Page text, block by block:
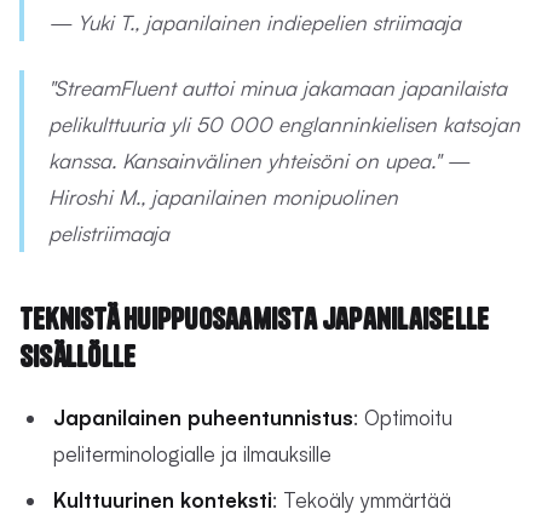
— Yuki T., japanilainen indiepelien striimaaja
"StreamFluent auttoi minua jakamaan japanilaista
pelikulttuuria yli 50 000 englanninkielisen katsojan
kanssa. Kansainvälinen yhteisöni on upea." —
Hiroshi M., japanilainen monipuolinen
pelistriimaaja
Teknistä huippuosaamista japanilaiselle
sisällölle
Japanilainen puheentunnistus: Optimoitu
peliterminologialle ja ilmauksille
Kulttuurinen konteksti: Tekoäly ymmärtää